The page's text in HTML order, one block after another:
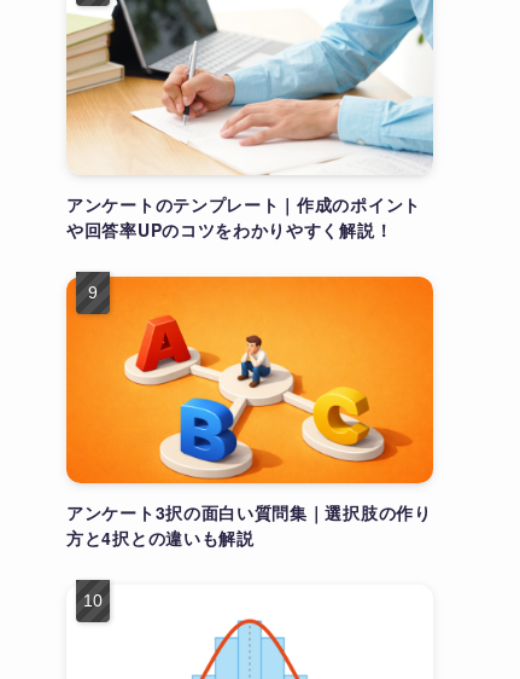
アンケートのテンプレート｜作成のポイント
や回答率UPのコツをわかりやすく解説！
アンケート3択の面白い質問集｜選択肢の作り
方と4択との違いも解説